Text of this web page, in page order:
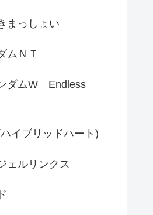
まっしょい
ムＮＴ
ダムW Endless
イブリッドハート)
ェルリンクス